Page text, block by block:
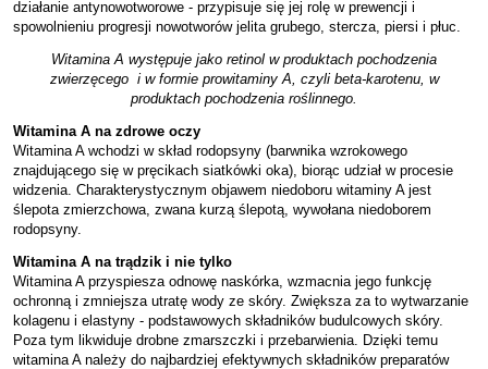
działanie antynowotworowe - przypisuje się jej rolę w prewencji i
spowolnieniu progresji nowotworów jelita grubego, stercza, piersi i płuc.
Witamina A występuje jako retinol w produktach pochodzenia
zwierzęcego i w formie prowitaminy A, czyli beta-karotenu, w
produktach pochodzenia roślinnego.
Witamina A na zdrowe oczy
Witamina A wchodzi w skład rodopsyny (barwnika wzrokowego
znajdującego się w pręcikach siatkówki oka), biorąc udział w procesie
widzenia. Charakterystycznym objawem niedoboru witaminy A jest
ślepota zmierzchowa, zwana kurzą ślepotą, wywołana niedoborem
rodopsyny.
Witamina A na trądzik i nie tylko
Witamina A przyspiesza odnowę naskórka, wzmacnia jego funkcję
ochronną i zmniejsza utratę wody ze skóry. Zwiększa za to wytwarzanie
kolagenu i elastyny - podstawowych składników budulcowych skóry.
Poza tym likwiduje drobne zmarszczki i przebarwienia. Dzięki temu
witamina A należy do najbardziej efektywnych składników preparatów